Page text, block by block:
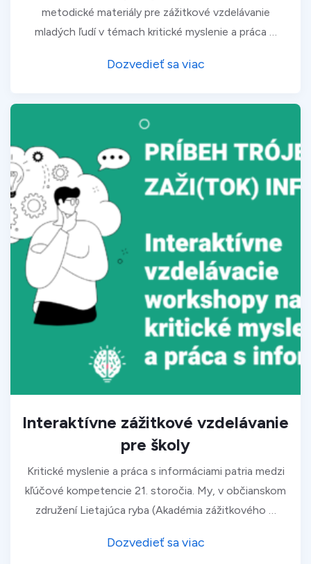
metodické materiály pre zážitkové vzdelávanie
mladých ľudí v témach kritické myslenie a práca …
Dozvedieť sa viac
Interaktívne zážitkové vzdelávanie
pre školy
Kritické myslenie a práca s informáciami patria medzi
kľúčové kompetencie 21. storočia. My, v občianskom
združení Lietajúca ryba (Akadémia zážitkového …
Dozvedieť sa viac